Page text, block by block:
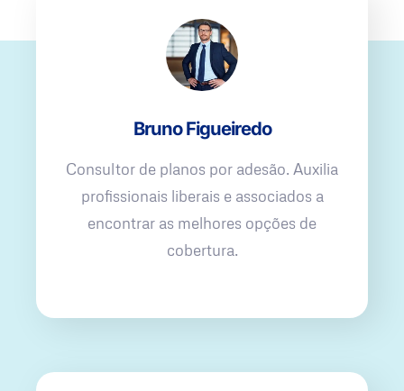
Bruno Figueiredo
Consultor de planos por adesão. Auxilia
profissionais liberais e associados a
encontrar as melhores opções de
cobertura.